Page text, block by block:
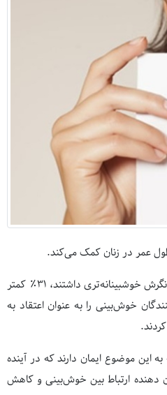
عمر در زنان کمک می‌کند.
محققان دانشگاه هاروارد دریافتند که در میان گروهی از ۷۰،۰۰۰ پرستار زن، ۲۵٪ از آنها که نگرش خوشبینانه‌تری داشتند، ۳۱٪ کمتر
خوش‌بینی را به عنوان اعتقاد به
این موضوع ایمان دارند که در آینده
دهنده ارتباط بین‌ خوش‌بینی و کاهش